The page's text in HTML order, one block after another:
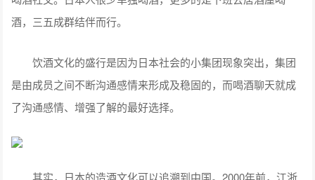
酒，三五成群结伴而行。
饮酒文化的盛行是因为日本社会的小集团现象突出，集团
是由成员之间不断沟通感情来形成及稳固的，而喝酒聊天就成
了沟通感情、增强了解的最好选择。
其实，日本的造酒文化可以追溯到中国。2000年前，江浙